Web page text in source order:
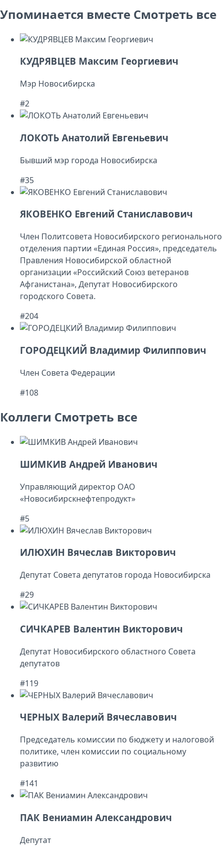
Упоминается вместе Смотреть все
КУДРЯВЦЕВ Максим Георгиевич
Мэр Новосибирска
#2
ЛОКОТЬ Анатолий Евгеньевич
Бывший мэр города Новосибирска
#35
ЯКОВЕНКО Евгений Станиславович
Член Политсовета Новосибирского регионального
отделения партии «Единая Россия», председатель
Правления Новосибирской областной
организации «Российский Союз ветеранов
Афганистана», Депутат Новосибирского
городского Совета.
#204
ГОРОДЕЦКИЙ Владимир Филиппович
Член Совета Федерации
#108
Коллеги Смотреть все
ШИМКИВ Андрей Иванович
Управляющий директор ОАО
«Новосибирскнефтепродукт»
#5
ИЛЮХИН Вячеслав Викторович
Депутат Совета депутатов города Новосибирска
#29
СИЧКАРЕВ Валентин Викторович
Депутат Новосибирского областного Совета
депутатов
#119
ЧЕРНЫХ Валерий Вячеславович
Председатель комиссии по бюджету и налоговой
политике, член комиссии по социальному
развитию
#141
ПАК Вениамин Александрович
Депутат